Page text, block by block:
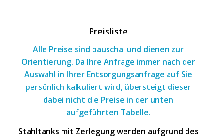
Preisliste
Alle Preise sind pauschal und dienen zur
Orientierung. Da Ihre Anfrage immer nach der
Auswahl in Ihrer Entsorgungsanfrage auf Sie
persönlich kalkuliert wird, übersteigt dieser
dabei nicht die Preise in der unten
aufgeführten Tabelle.
Stahltanks mit Zerlegung werden aufgrund des